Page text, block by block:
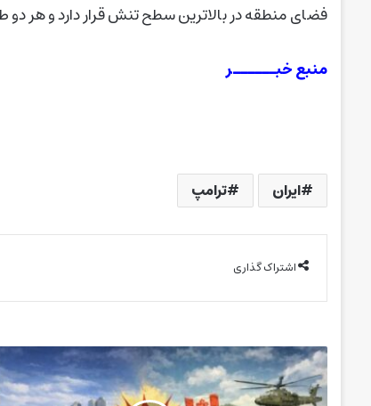
فضای منطقه در بالاترین سطح تنش قرار دارد و هر
منبع خبــــــر
ایران ترامپ
اشتراک گذاری